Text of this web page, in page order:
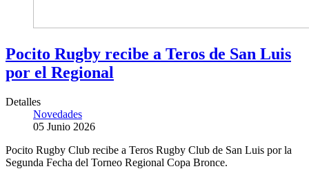
Pocito Rugby recibe a Teros de San Luis
por el Regional
Detalles
Novedades
05 Junio 2026
Pocito Rugby Club recibe a Teros Rugby Club de San Luis por la
Segunda Fecha del Torneo Regional Copa Bronce.